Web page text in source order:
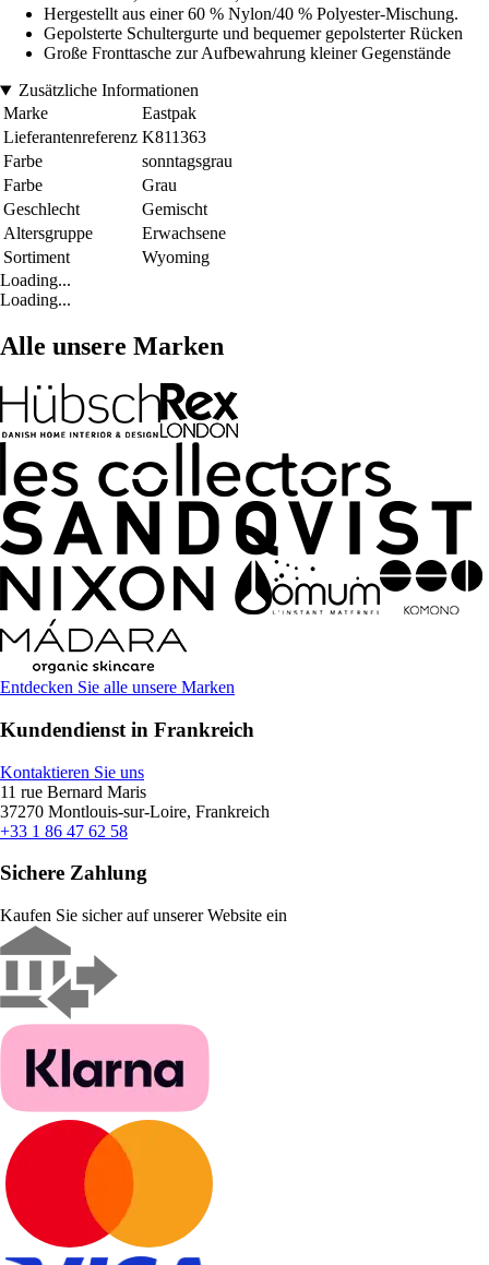
Hergestellt aus einer 60 % Nylon/40 % Polyester-Mischung.
Gepolsterte Schultergurte und bequemer gepolsterter Rücken
Große Fronttasche zur Aufbewahrung kleiner Gegenstände
Zusätzliche Informationen
Marke
Eastpak
Lieferantenreferenz K811363
Farbe
sonntagsgrau
Farbe
Grau
Geschlecht
Gemischt
Altersgruppe
Erwachsene
Sortiment
Wyoming
Loading...
Loading...
Alle unsere Marken
Entdecken Sie alle unsere Marken
Kundendienst in Frankreich
Kontaktieren Sie uns
11 rue Bernard Maris
37270 Montlouis-sur-Loire, Frankreich
+33 1 86 47 62 58
Sichere Zahlung
Kaufen Sie sicher auf unserer Website ein